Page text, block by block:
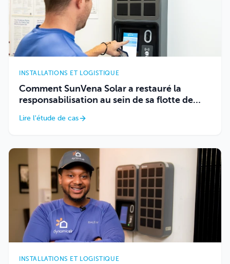
INSTALLATIONS ET LOGISTIQUE
Comment SunVena Solar a restauré la
responsabilisation au sein de sa flotte de
Lire l'étude de cas
INSTALLATIONS ET LOGISTIQUE